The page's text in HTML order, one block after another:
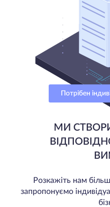
Потрібен
МИ
Розкажіть нам
запропонуємо